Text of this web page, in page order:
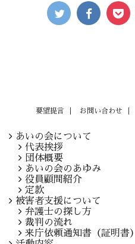
要望提言 お問い合わせ
あいの会について
代表挨拶
団体概要
あいの会のあゆみ
役員顧問紹介
定款
被害者支援について
弁護士の探し方
裁判の流れ
来庁依頼通知書（証明書）